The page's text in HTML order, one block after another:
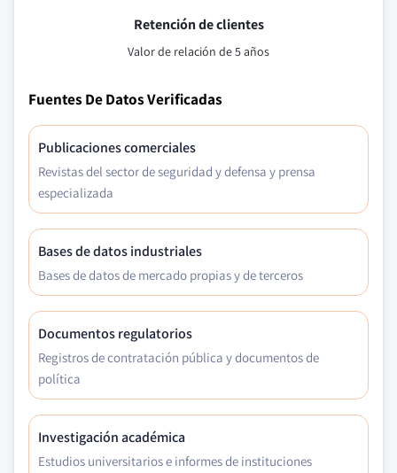
Retención de clientes
Valor de relación de 5 años
Fuentes De Datos Verificadas
Publicaciones comerciales
Revistas del sector de seguridad y defensa y prensa
especializada
Bases de datos industriales
Bases de datos de mercado propias y de terceros
Documentos regulatorios
Registros de contratación pública y documentos de
política
Investigación académica
Estudios universitarios e informes de instituciones